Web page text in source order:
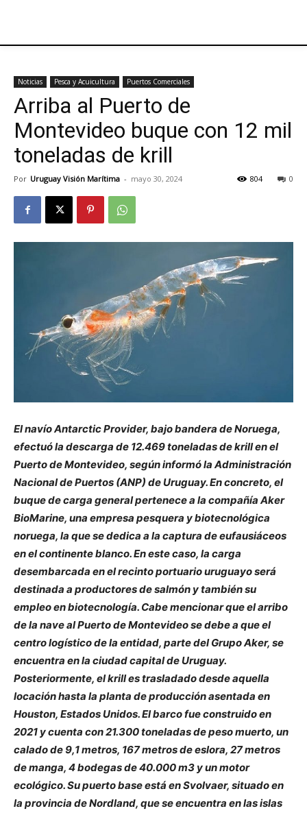
Noticias Pesca y Acuicultura Puertos Comerciales
Arriba al Puerto de
Montevideo buque con 12 mil
toneladas de krill
Por Uruguay Visión Marítima - mayo 30, 2024 0
804
El navío Antarctic Provider, bajo bandera de Noruega,
efectuó la descarga de 12.469 toneladas de krill en el
Puerto de Montevideo, según informó la Administración
Nacional de Puertos (ANP) de Uruguay. En concreto, el
buque de carga general pertenece a la compañía Aker
BioMarine, una empresa pesquera y biotecnológica
noruega, la que se dedica a la captura de eufausiáceos
en el continente blanco. En este caso, la carga
desembarcada en el recinto portuario uruguayo será
destinada a productores de salmón y también su
empleo en biotecnología. Cabe mencionar que el arribo
de la nave al Puerto de Montevideo se debe a que el
centro logístico de la entidad, parte del Grupo Aker, se
encuentra en la ciudad capital de Uruguay.
Posteriormente, el krill es trasladado desde aquella
locación hasta la planta de producción asentada en
Houston, Estados Unidos.El barco fue construido en
2021 y cuenta con 21.300 toneladas de peso muerto, un
calado de 9,1 metros, 167 metros de eslora, 27 metros
de manga, 4 bodegas de 40.000 m3 y un motor
ecológico. Su puerto base está en Svolvaer, situado en
la provincia de Nordland, que se encuentra en las islas